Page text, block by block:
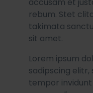
rebum. Stet
takimata
sit amet.
Lorem ipsum
sadipscing
tempor